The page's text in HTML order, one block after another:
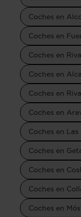
Coches en
Coches en
Coches en
Coches en
Coches en
Coches en
Coches en
Coches en
Coches en
Coches en
Coches en